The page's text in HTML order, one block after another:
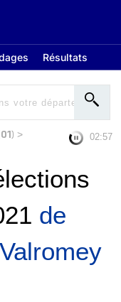
Résultats
> 02:56
de